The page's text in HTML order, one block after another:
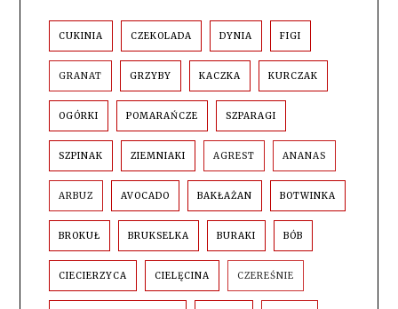
CUKINIA CZEKOLADA DYNIA FIGI
GRANAT GRZYBY KACZKA KURCZAK
OGÓRKI POMARAŃCZE SZPARAGI
SZPINAK ZIEMNIAKI AGREST ANANAS
ARBUZ AVOCADO BAKŁAŻAN BOTWINKA
BROKUŁ BRUKSELKA BURAKI BÓB
CIECIERZYCA CIELĘCINA CZEREŚNIE